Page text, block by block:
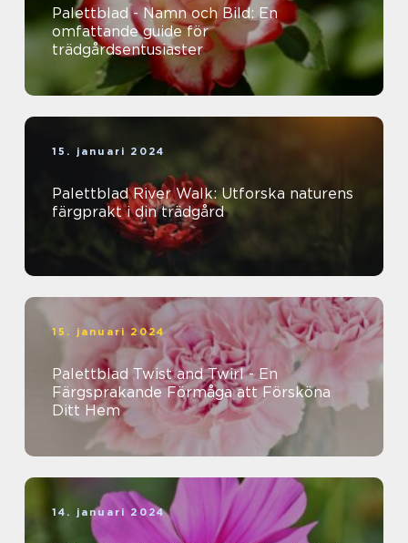
Palettblad - Namn och Bild: En
omfattande guide för
trädgårdsentusiaster
15. januari 2024
Palettblad River Walk: Utforska naturens
färgprakt i din trädgård
15. januari 2024
Palettblad Twist and Twirl - En
Färgsprakande Förmåga att Försköna
Ditt Hem
14. januari 2024